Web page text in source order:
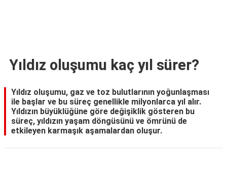
Yıldız oluşumu kaç yıl sürer?
Yıldız oluşumu, gaz ve toz bulutlarının yoğunlaşması
ile başlar ve bu süreç genellikle milyonlarca yıl alır.
Yıldızın büyüklüğüne göre değişiklik gösteren bu
süreç, yıldızın yaşam döngüsünü ve ömrünü de
etkileyen karmaşık aşamalardan oluşur.